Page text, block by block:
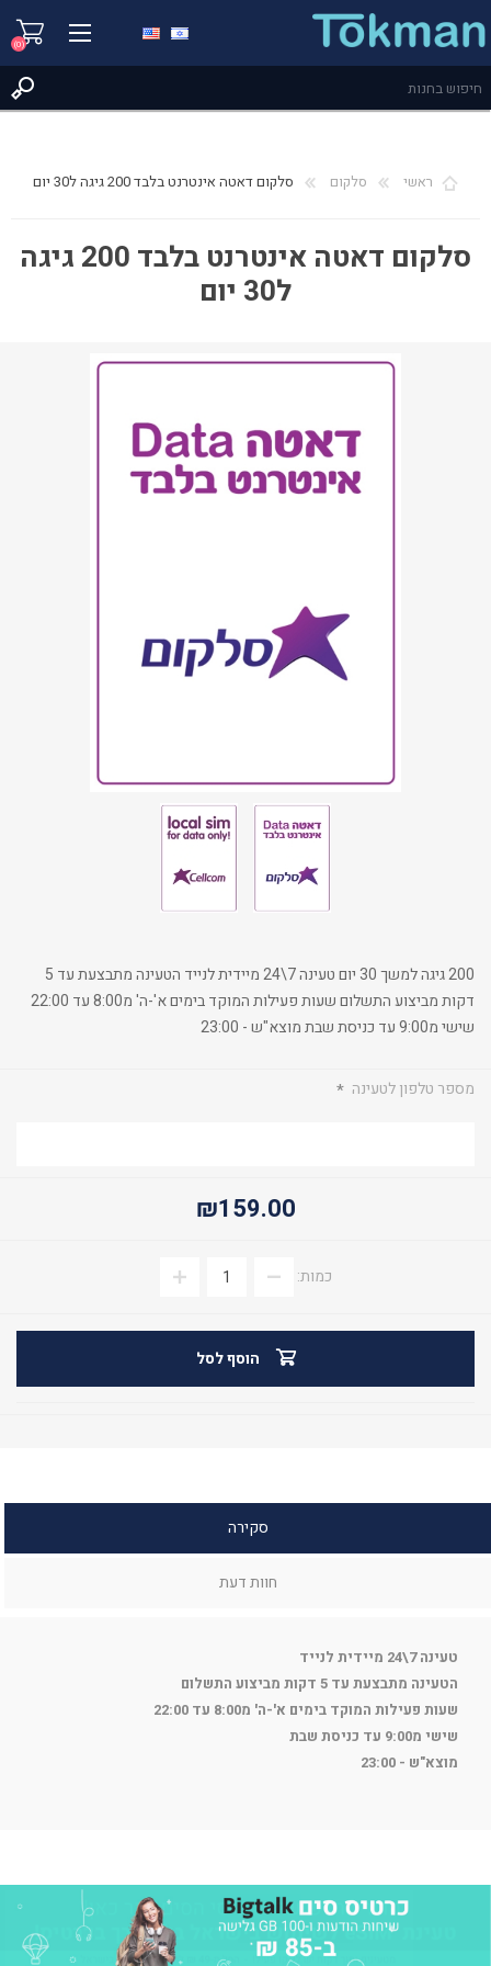
(0)
ראשי סלקום סלקום דאטה אינטרנט בלבד 200 גיגה ל30 יום
סלקום דאטה אינטרנט בלבד 200 גיגה
ל30 יום
200 גיגה למשך 30 יום טעינה 7\24 מיידית לנייד הטעינה מתבצעת עד 5
דקות מביצוע התשלום שעות פעילות המוקד בימים א'-ה' מ8:00 עד 22:00
שישי מ9:00 עד כניסת שבת מוצא"ש - 23:00
מספר טלפון לטעינה *
₪159.00
כמות:
הוסף לסל
סקירה
חוות דעת
טעינה 7\24 מיידית לנייד
הטעינה מתבצעת עד 5 דקות מביצוע התשלום
שעות פעילות המוקד בימים א'-ה' מ8:00 עד 22:00
שישי מ9:00 עד כניסת שבת
מוצא"ש - 23:00